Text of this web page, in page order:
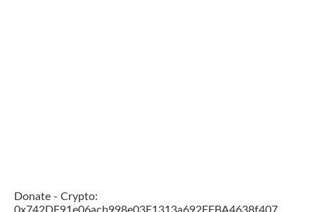
Donate - Crypto: